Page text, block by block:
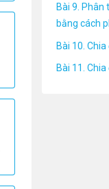
Bài 9.
bằng cách
Bài 10.
Bài 11.